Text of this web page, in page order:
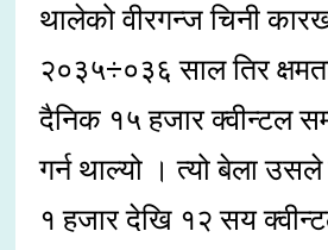
थालेको वीरगन्ज चिनी
२०३५÷०३६ साल तिर
दैनिक १५ हजार क्वीन्टल
गर्न थाल्यो । त्यो बेला
१ हजार देखि १२ सय